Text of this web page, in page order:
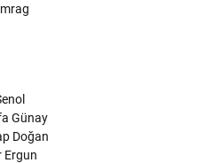
Günay
Doğan
Ergun